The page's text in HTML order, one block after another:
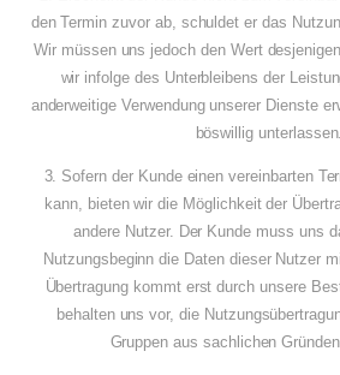
den Termin zuvor ab, schuldet er das
Wir müssen uns jedoch den Wert
wir infolge des Unterbleibens der
anderweitige Verwendung unserer Dienste
böswillig unterlassen.
3. Sofern der Kunde einen vereinbarten
kann, bieten wir die Möglichkeit der
andere Nutzer. Der Kunde muss uns
Nutzungsbeginn die Daten dieser Nutzer
Übertragung kommt erst durch unsere
behalten uns vor, die
Gruppen aus sachlichen